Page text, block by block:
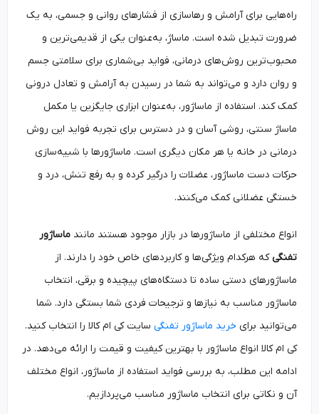
راه‌هایی برای آرامش و رهاسازی از فشارهای روانی و جسمی، به یک
ضرورت تبدیل شده است. ماساژ، به‌عنوان یکی از قدیمی‌ترین و
محبوب‌ترین روش‌های درمانی، فواید بی‌شماری برای سلامتی جسم
و روان دارد و می‌تواند به شما در رسیدن به آرامش و تعادل درونی
کمک کند. استفاده از ماساژور، به‌عنوان ابزاری جایگزین یا مکمل
ماساژ سنتی، روشی آسان و در دسترس برای تجربه فواید این روش
درمانی در خانه یا هر مکان دیگری است. ماساژورها با شبیه‌سازی
حرکات دست ماساژور، عضلات را درگیر کرده و به رفع تنش، درد و
خستگی عضلانی کمک می‌کنند.
انواع مختلفی از ماساژورها در بازار موجود هستند مانندماساژور
تفنگیکه هرکدام ویژگی‌ها و کاربردهای خاص خود را دارند. از
ماساژورهای دستی ساده تا دستگاه‌های پیچیده و برقی، انتخاب
ماساژور مناسب به نیازها و ترجیحات فردی شما بستگی دارد. شما
می‌توانید برای خرید ماساژور تفنگیسایت کی ام کالا را انتخاب کنید.
کی ام کالا انواع ماساژور با بهترین کیفیت و قیمت را ارائه می‌دهد. در
ادامه این مطلب، به بررسی فواید استفاده از ماساژور، انواع مختلف
آن و نکاتی برای انتخاب ماساژور مناسب می‌پردازیم.